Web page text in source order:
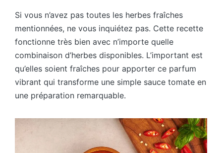
Si vous n’avez pas toutes les herbes fraîches
mentionnées, ne vous inquiétez pas. Cette recette
fonctionne très bien avec n’importe quelle
combinaison d’herbes disponibles. L’important est
qu’elles soient fraîches pour apporter ce parfum
vibrant qui transforme une simple sauce tomate en
une préparation remarquable.